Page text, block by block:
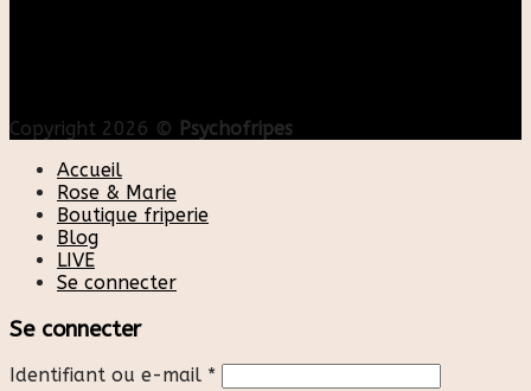
Copyright 2026 © Psychofripes
Accueil
Rose & Marie
Boutique friperie
Blog
LIVE
Se connecter
Se connecter
Identifiant ou e-mail *